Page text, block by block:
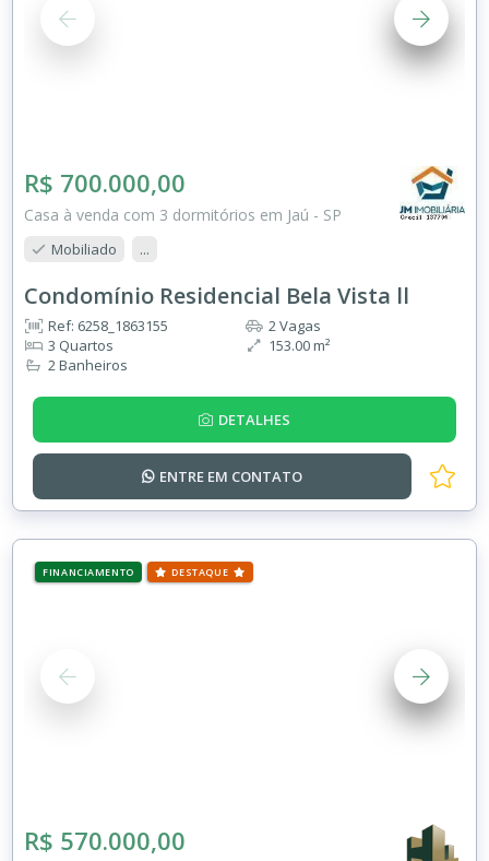
R$ 700.000,00
Casa à venda com 3 dormitórios em Jaú - SP
Mobiliado ...
Condomínio Residencial Bela Vista ll
Ref: 6258_1863155
3 Quartos
2 Banheiros
2 Vagas
153.00 m²
DETALHES
ENTRE EM CONTATO
FINANCIAMENTO DESTAQUE
R$ 570.000,00